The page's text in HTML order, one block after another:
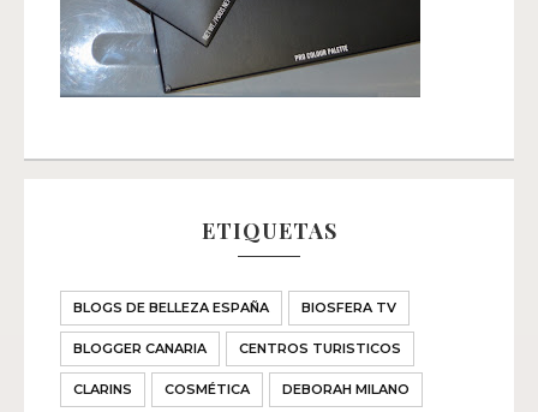
ETIQUETAS
BLOGS DE BELLEZA ESPAÑA BIOSFERA TV
BLOGGER CANARIA CENTROS TURISTICOS
CLARINS COSMÉTICA DEBORAH MILANO